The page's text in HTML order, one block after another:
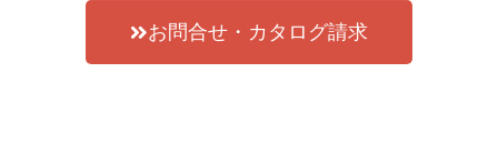
お問合せ・カタログ請求